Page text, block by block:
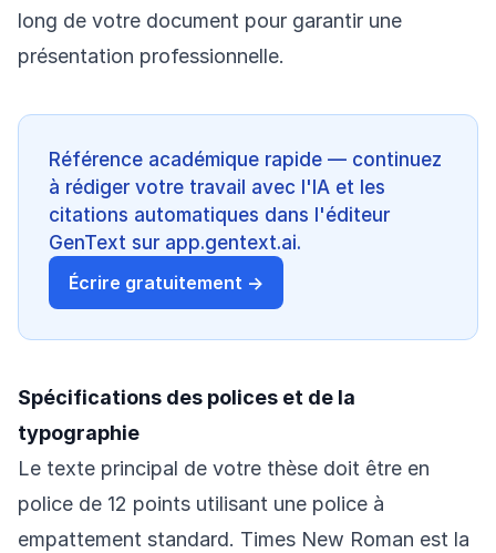
long de votre document pour garantir une
présentation professionnelle.
Référence académique rapide — continuez
à rédiger votre travail avec l'IA et les
citations automatiques dans l'éditeur
GenText sur app.gentext.ai.
Écrire gratuitement →
Spécifications des polices et de la
typographie
Le texte principal de votre thèse doit être en
police de 12 points utilisant une police à
empattement standard. Times New Roman est la